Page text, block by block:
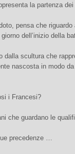
la partenza dei
pensa che
dell’inizio della
dalla scultura che
nascosta in modo
i Francesi?
che guardano le
precedenze …